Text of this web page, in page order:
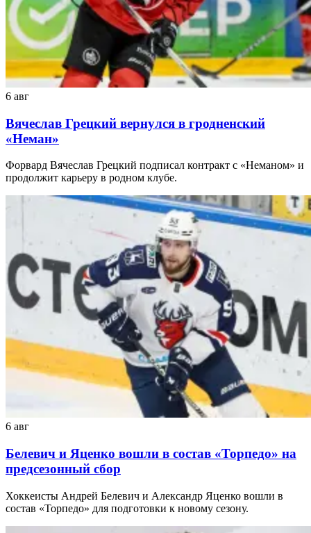
6 авг
Вячеслав Грецкий вернулся в гродненский
«Неман»
Форвард Вячеслав Грецкий подписал контракт с «Неманом» и
продолжит карьеру в родном клубе.
6 авг
Белевич и Яценко вошли в состав «Торпедо» на
предсезонный сбор
Хоккеисты Андрей Белевич и Александр Яценко вошли в
состав «Торпедо» для подготовки к новому сезону.